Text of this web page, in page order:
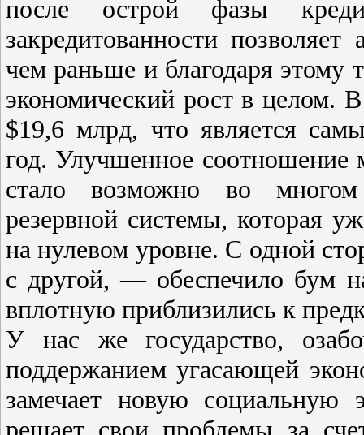
после острой фазы
закредитованности
чем раньше и благодаря этому
экономический рост в целом.
$19,6 млрд, что является
год. Улучшенное
стало возможно во многом
резервной системы, которая
на нулевом уровне. С одной
с другой, — обеспечило бум
вплотную приблизились к
У нас же государство,
поддержанием угасающей
замечает новую социальную
решает свои проблемы за